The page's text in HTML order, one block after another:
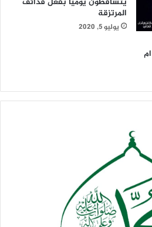
المرتزقة
يوليو 5, 2020